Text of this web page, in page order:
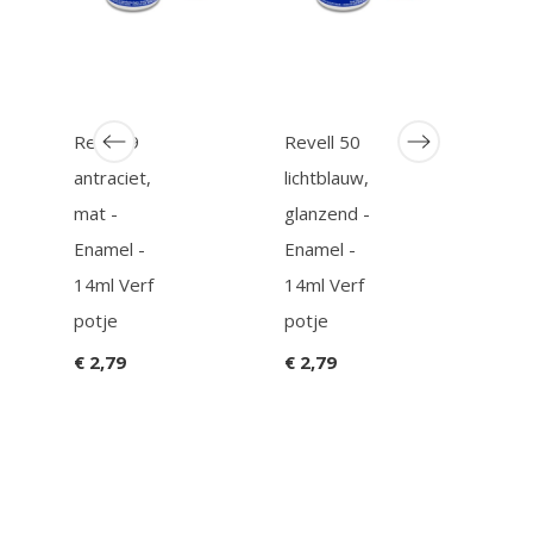
Revell 9
antraciet,
mat -
Enamel -
14ml Verf
potje
€ 2,79
Revell 50
lichtblauw,
glanzend -
Enamel -
14ml Verf
potje
€ 2,79